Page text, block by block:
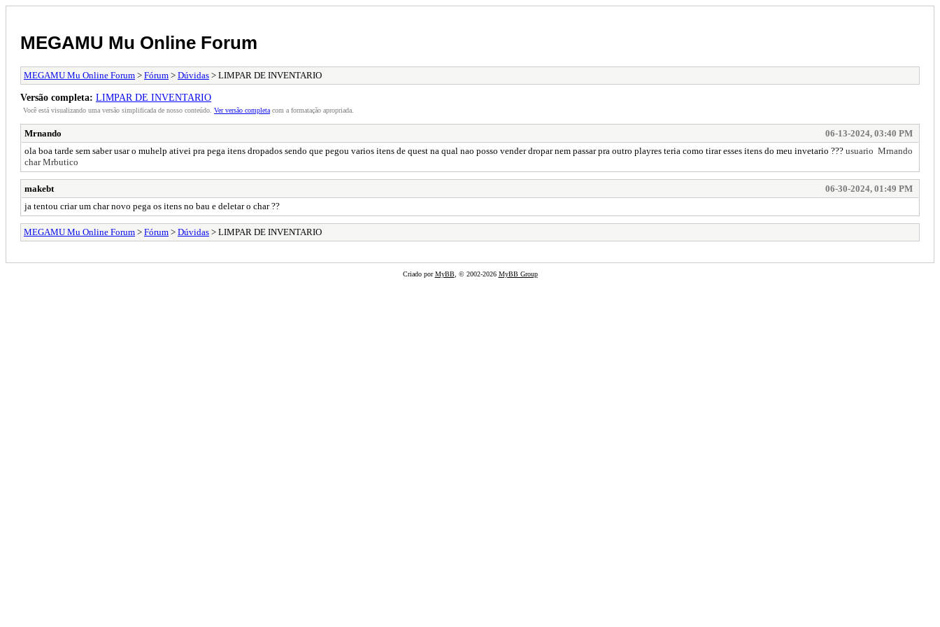
MEGAMU Mu Online Forum
MEGAMU Mu Online Forum > Fórum > Dúvidas > LIMPAR DE INVENTARIO
Versão completa: LIMPAR DE INVENTARIO
Você está visualizando uma versão simplificada de nosso conteúdo. Ver versão completa com a formatação apropriada.
Mrnando
06-13-2024, 03:40 PM
ola boa tarde sem saber usar o muhelp ativei pra pega itens dropados sendo que pegou varios itens de quest na qual nao posso vender dropar nem passar pra outro playres teria como tirar esses itens do meu invetario ??? usuario Mrnando
char Mrbutico
makebt
06-30-2024, 01:49 PM
ja tentou criar um char novo pega os itens no bau e deletar o char ??
MEGAMU Mu Online Forum > Fórum > Dúvidas > LIMPAR DE INVENTARIO
Criado porMyBB, © 2002-2026 MyBB Group